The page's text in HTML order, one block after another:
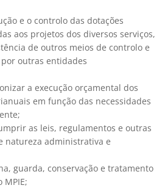
e o controlo das dotações
aos projetos dos diversos serviços,
de outros meios de controlo e
outras entidades
a execução orçamental dos
em função das necessidades
as leis, regulamentos e outras
natureza administrativa e
guarda, conservação e tratamento
MPIE;